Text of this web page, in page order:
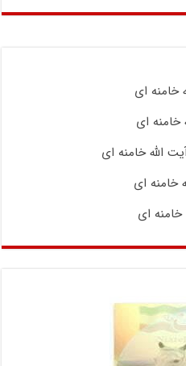
خامنه ای
خامنه ای
الله خامنه ای
خامنه ای
ای